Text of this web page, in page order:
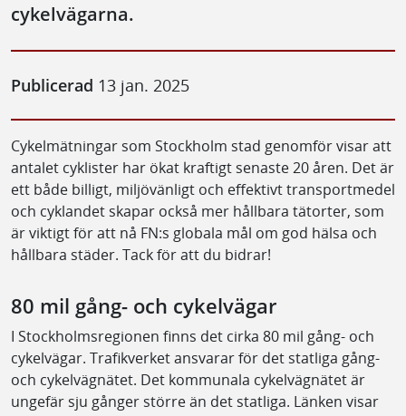
cykelvägarna.
Publicerad 13 jan. 2025
Cykelmätningar som Stockholm stad genomför visar att
antalet cyklister har ökat kraftigt senaste 20 åren. Det är
ett både billigt, miljövänligt och effektivt transportmedel
och cyklandet skapar också mer hållbara tätorter, som
är viktigt för att nå FN:s globala mål om god hälsa och
hållbara städer. Tack för att du bidrar!
80 mil gång- och cykelvägar
I Stockholmsregionen finns det cirka 80 mil gång- och
cykelvägar. Trafikverket ansvarar för det statliga gång-
och cykelvägnätet. Det kommunala cykelvägnätet är
ungefär sju gånger större än det statliga. Länken visar